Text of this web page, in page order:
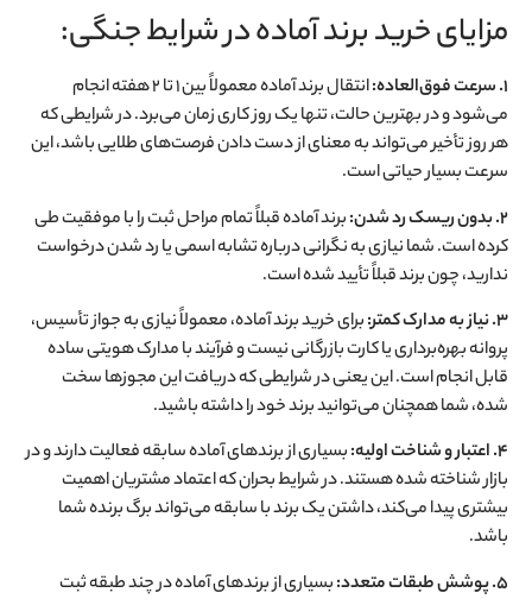
مزایای خرید برند آماده در شرایط جنگی:
۱. سرعت فوق‌العاده:
انتقال برند آماده معمولاً بین ۱ تا ۲ هفته انجام
می‌شود و در بهترین حالت، تنها یک روز کاری زمان می‌برد. در شرایطی که
هر روز تأخیر می‌تواند به معنای از دست دادن فرصت‌های طلایی باشد، این
سرعت بسیار حیاتی است.
۲. بدون ریسک رد شدن:
برند آماده قبلاً تمام مراحل ثبت را با موفقیت طی
کرده است. شما نیازی به نگرانی درباره تشابه اسمی یا رد شدن درخواست
ندارید، چون برند قبلاً تأیید شده است.
۳. نیاز به مدارک کمتر:
برای خرید برند آماده، معمولاً نیازی به جواز تأسیس،
پروانه بهره‌برداری یا کارت بازرگانی نیست و فرآیند با مدارک هویتی ساده
قابل انجام است. این یعنی در شرایطی که دریافت این مجوزها سخت
شده، شما همچنان می‌توانید برند خود را داشته باشید.
۴. اعتبار و شناخت اولیه:
بسیاری از برندهای آماده سابقه فعالیت دارند و در
بازار شناخته شده هستند. در شرایط بحران که اعتماد مشتریان اهمیت
بیشتری پیدا می‌کند، داشتن یک برند با سابقه می‌تواند برگ برنده شما
باشد.
۵. پوشش طبقات متعدد:
بسیاری از برندهای آماده در چند طبقه ثبت